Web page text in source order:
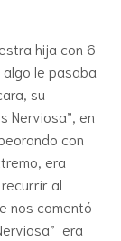
hija con 6
le pasaba
su
Nerviosa”, en
con
era
al
nos comentó
era